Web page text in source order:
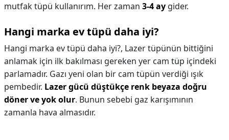
mutfak tüpü kullanırım. Her zaman 3-4 ay gider.
Hangi marka ev tüpü daha iyi?
Hangi marka ev tüpü daha iyi?, Lazer tüpünün bittiğini
anlamak için ilk bakılması gereken yer cam tüp içindeki
parlamadır. Gazı yeni olan bir cam tüpün verdiği ışık
pembedir. Lazer gücü düştükçe renk beyaza doğru
döner ve yok olur. Bunun sebebi gaz karışımının
zamanla hava almasıdır.